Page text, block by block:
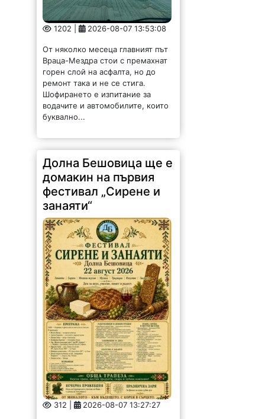
1202 | 2026-08-07 13:53:08
От няколко месеца главният път
Враца-Мездра стои с премахнат
горен слой на асфалта, но до
ремонт така и не се стига.
Шофирането е изпитание за
водачите и автомобилите, които
буквално...
Долна Бешовица ще е
домакин на първия
фестивал „Сирене и
занаяти“
312 | 2026-08-07 13:27:27